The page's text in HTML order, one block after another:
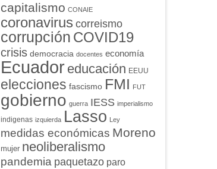
capitalismo CONAIE
coronavirus correismo
corrupción COVID19
crisis democracia docentes economía
Ecuador educación EEUU
elecciones fascismo FMI FUT
gobierno guerra IESS imperialismo
indigenas izquierda Lasso Ley
medidas económicas Moreno
mujer neoliberalismo
pandemia paquetazo paro